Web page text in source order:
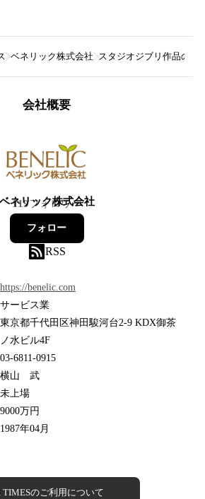
ベネリック株式会社 スタジオジブリ作品の大
会社概要
ベネリック株式会社
119フォロワー
フォロー
RSS
https://benelic.com
サービス業
東京都千代田区神田駿河台2-9 KDX御茶
ノ水ビル4F
03-6811-0915
横山 武
未上場
9000万円
1987年04月
TIMESのご利用について